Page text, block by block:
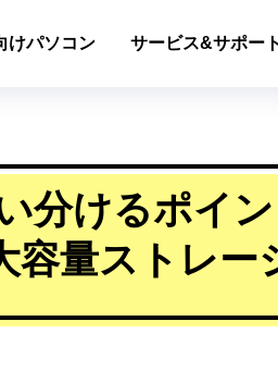
けパソコン サービス&サポート
分けるポイン
容量ストレー